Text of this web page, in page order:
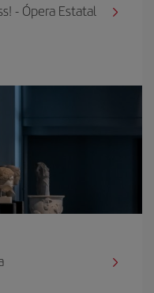
- Ópera Estatal